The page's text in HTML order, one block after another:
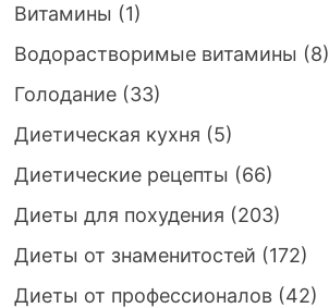
Витамины (1)
Водорастворимые витамины (8)
Голодание(33)
Диетическая кухня (5)
Диетические рецепты (66)
Диеты для похудения (203)
Диеты от знаменитостей (172)
Диеты от профессионалов(42)